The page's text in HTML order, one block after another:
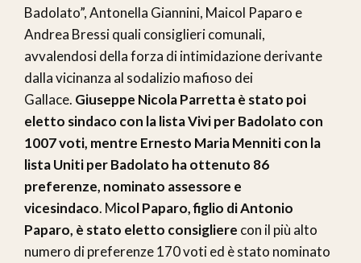
Badolato”, Antonella Giannini, Maicol Paparo e
Andrea Bressi quali consiglieri comunali,
avvalendosi della forza di intimidazione derivante
dalla vicinanza al sodalizio mafioso dei
Gallace. Giuseppe Nicola Parretta è stato poi
eletto sindaco con la lista Vivi per Badolato con
1007 voti, mentre Ernesto Maria Menniti con la
lista Uniti per Badolato ha ottenuto 86
preferenze, nominato assessore e
vicesindaco. Micol Paparo, figlio di Antonio
Paparo, è stato eletto consigliere con il più alto
numero di preferenze 170 voti ed è stato nominato